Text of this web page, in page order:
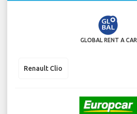
GLOBAL RENT A CAR
Renault Clio